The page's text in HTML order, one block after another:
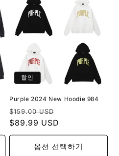
할인
Purple 2024 New Hoodie 984
정
가
$159.00 USD
가
$89.99 USD
옵션 선택하기